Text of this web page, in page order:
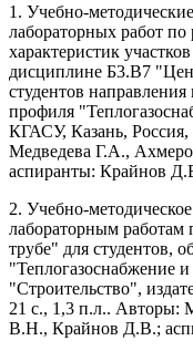
1. Учебно-
лабораторных работ по
характеристик
дисциплине Б3.В7
студентов
профиля
КГАСУ, Казань,
Медведева Г.А.,
аспиранты: Крайнов
2. Учебно-
лабораторным работам
трубе" для студентов,
"Теплогазоснабжение
"Строительство",
21 с., 1,3 п.л..
В.Н., Крайнов Д.В.;